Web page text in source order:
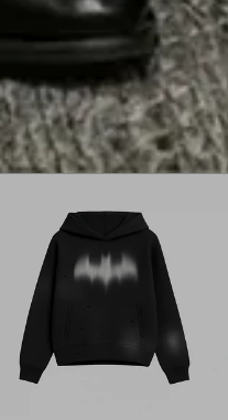
x HARRY POTTER 聯名納吉尼浮雕